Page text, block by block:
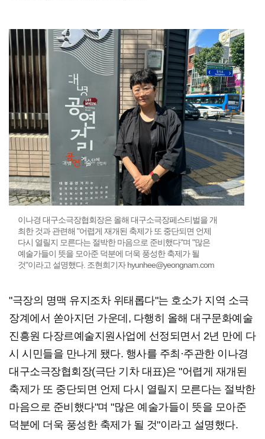
이나경 대구소극장협회장은 올해 대구소극장페스티벌을 개
최한 것과 관련해 "어렵게 재개된 축제가 또 중단되면 언제
다시 열릴지 모른다는 절박한 마음으로 준비했다"며 "많은
예술가들이 뜻을 모아준 덕분에 더욱 풍성한 축제가 될
것"이라고 설명했다. 조현희기자 hyunhee@yeongnam.com
"극장의 명맥 유지조차 위태롭다"는 호소가 지역 소극
장계에서 쏟아지던 가운데, 다행히 올해 대구문화예술
진흥원 다장르예술지원사업에 선정되면서 2년 만에 다
시 시민들을 만나게 됐다. 행사를 주최·주관한 이나경
대구소극장협회장(극단 기차 대표)은 "어렵게 재개된
축제가 또 중단되면 언제 다시 열릴지 모른다는 절박한
마음으로 준비했다"며 "많은 예술가들이 뜻을 모아준
덕분에 더욱 풍성한 축제가 될 것"이라고 설명했다.